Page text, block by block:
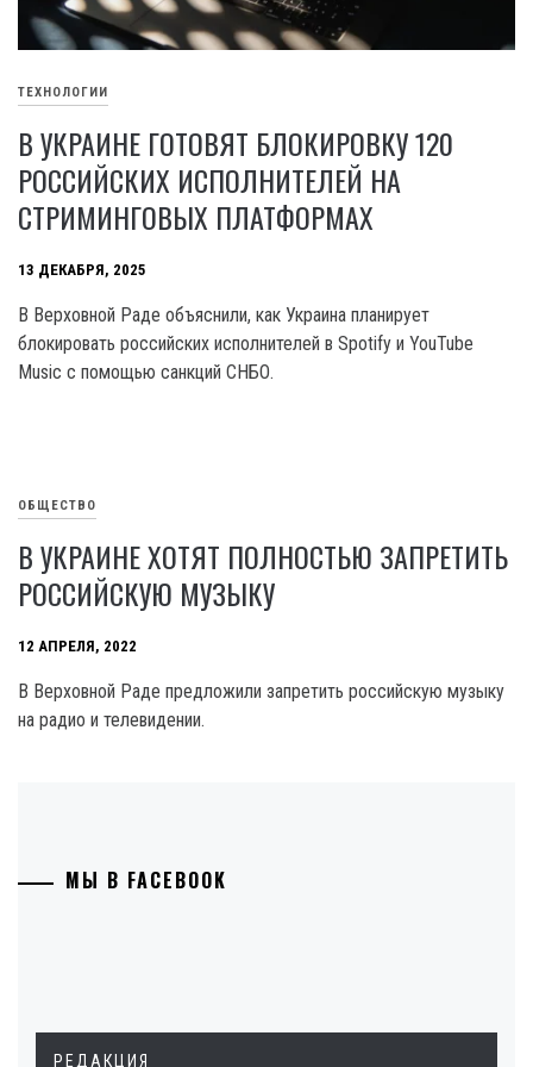
ТЕХНОЛОГИИ
В УКРАИНЕ ГОТОВЯТ БЛОКИРОВКУ 120
РОССИЙСКИХ ИСПОЛНИТЕЛЕЙ НА
СТРИМИНГОВЫХ ПЛАТФОРМАХ
13 ДЕКАБРЯ, 2025
В Верховной Раде объяснили, как Украина планирует
блокировать российских исполнителей в Spotify и YouTube
Music с помощью санкций СНБО.
ОБЩЕСТВО
В УКРАИНЕ ХОТЯТ ПОЛНОСТЬЮ ЗАПРЕТИТЬ
РОССИЙСКУЮ МУЗЫКУ
12 АПРЕЛЯ, 2022
В Верховной Раде предложили запретить российскую музыку
на радио и телевидении.
МЫ В FACEBOOK
РЕДАКЦИЯ